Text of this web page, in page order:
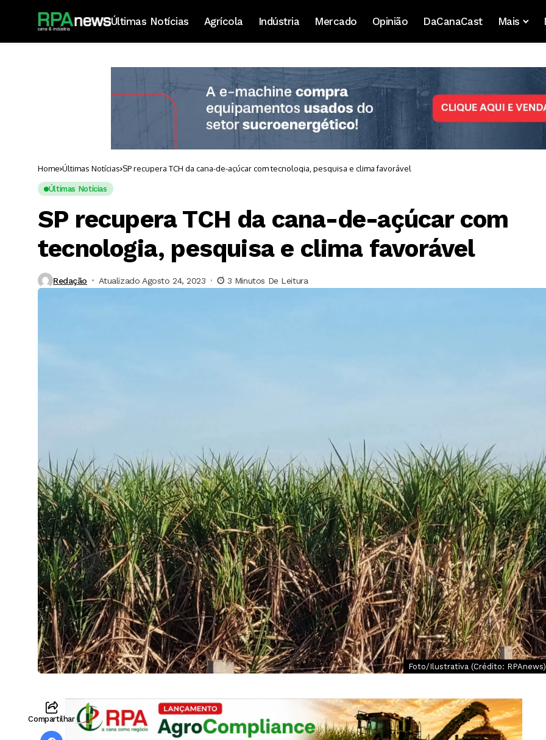
Últimas Notícias Agrícola Indústria Mercado Opinião DaCanaCast Mais
Home Últimas Notícias SP recupera TCH da cana-de-açúcar com tecnologia, pesquisa e clima favorável
Últimas Notícias
SP recupera TCH da cana-de-açúcar com
tecnologia, pesquisa e clima favorável
Redação Atualizado Agosto 24, 2023 3 Minutos De Leitura
Foto/Ilustrativa (Crédito: RPAnews)
Compartilhar